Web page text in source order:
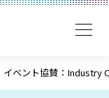
イベント協賛：Industry